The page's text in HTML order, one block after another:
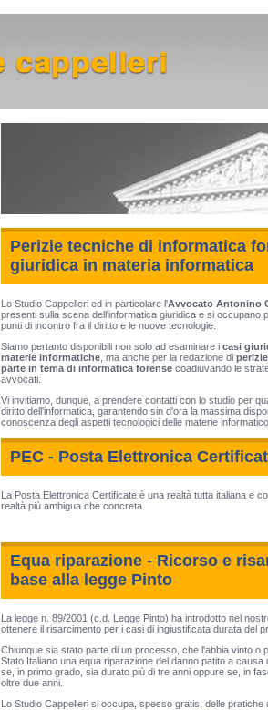
Perizie tecniche di informatica
giuridica in materia informatica
Lo Studio Cappelleri ed in particolare l'Avvocato Antonino
presenti sulla scena dell'informatica giuridica e si occupano
punti di incontro fra il diritto e le nuove tecnologie.
Siamo pertanto disponibili non solo ad esaminare i casi
materie informatiche , ma anche per la redazione di
parte in tema di informatica forense coadiuvando le
avvocati.
Vi invitiamo, dunque, a prendere contatti con lo studio per
diritto dell'informatica, garantendo sin d'ora la massima
conoscenza degli aspetti tecnologici delle materie
PEC - Posta Elettronica
La Posta Elettronica Certificate è una realtà tutta italiana e
realtà più ambigua che concreta.
Equa riparazione - Ricorso e
base alla legge Pinto
La legge n. 89/2001 (c.d. Legge Pinto) ha introdotto nel
ottenere il risarcimento per i casi di ingiustificata durata del
Chiunque sia stato parte di un processo, che l'abbia vinto o
Stato Italiano una equa riparazione del danno patito a causa
se, in primo grado, sia durato più di tre anni oppure se, in
oltre due anni.
Lo Studio Cappelleri si occupa, spesso gratis, delle